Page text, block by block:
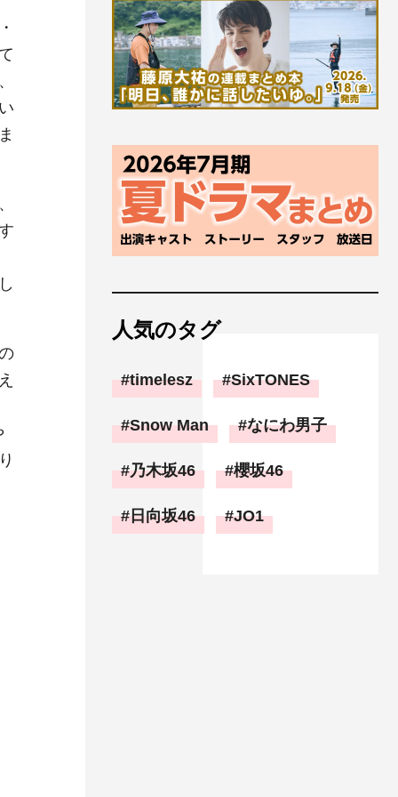
人気のタグ
timelesz SixTONES
Snow Man なにわ男子
乃木坂46 櫻坂46
日向坂46 JO1